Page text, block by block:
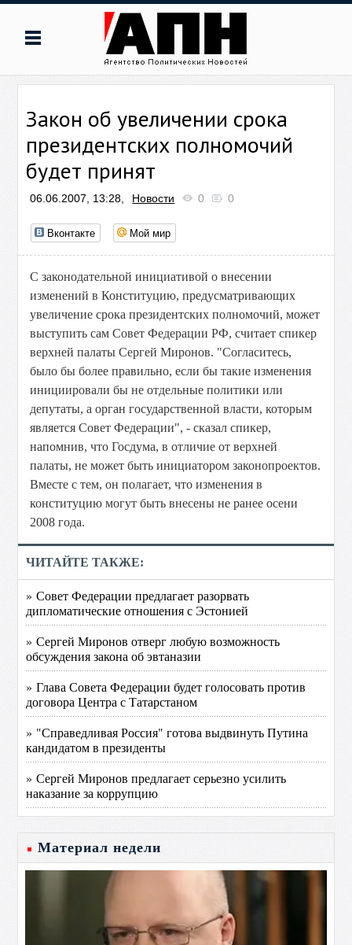
Закон об увеличении срока
президентских полномочий
будет принят
06.06.2007, 13:28, Новости 0 0
Вконтакте Мой мир
С законодательной инициативой о внесении
изменений в Конституцию, предусматривающих
увеличение срока президентских полномочий, может
выступить сам Совет Федерации РФ, считает спикер
верхней палаты Сергей Миронов. "Согласитесь,
было бы более правильно, если бы такие изменения
инициировали бы не отдельные политики или
депутаты, а орган государственной власти, которым
является Совет Федерации", - сказал спикер,
напомнив, что Госдума, в отличие от верхней
палаты, не может быть инициатором законопроектов.
Вместе с тем, он полагает, что изменения в
конституцию могут быть внесены не ранее осени
2008 года.
ЧИТАЙТЕ ТАКЖЕ:
» Совет Федерации предлагает разорвать
дипломатические отношения с Эстонией
» Сергей Миронов отверг любую возможность
обсуждения закона об эвтаназии
» Глава Совета Федерации будет голосовать против
договора Центра с Татарстаном
» "Справедливая Россия" готова выдвинуть Путина
кандидатом в президенты
» Сергей Миронов предлагает серьезно усилить
наказание за коррупцию
Материал недели